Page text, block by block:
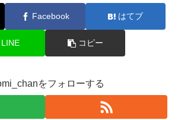
Facebook はてブ
LINE コピー
をフォローする